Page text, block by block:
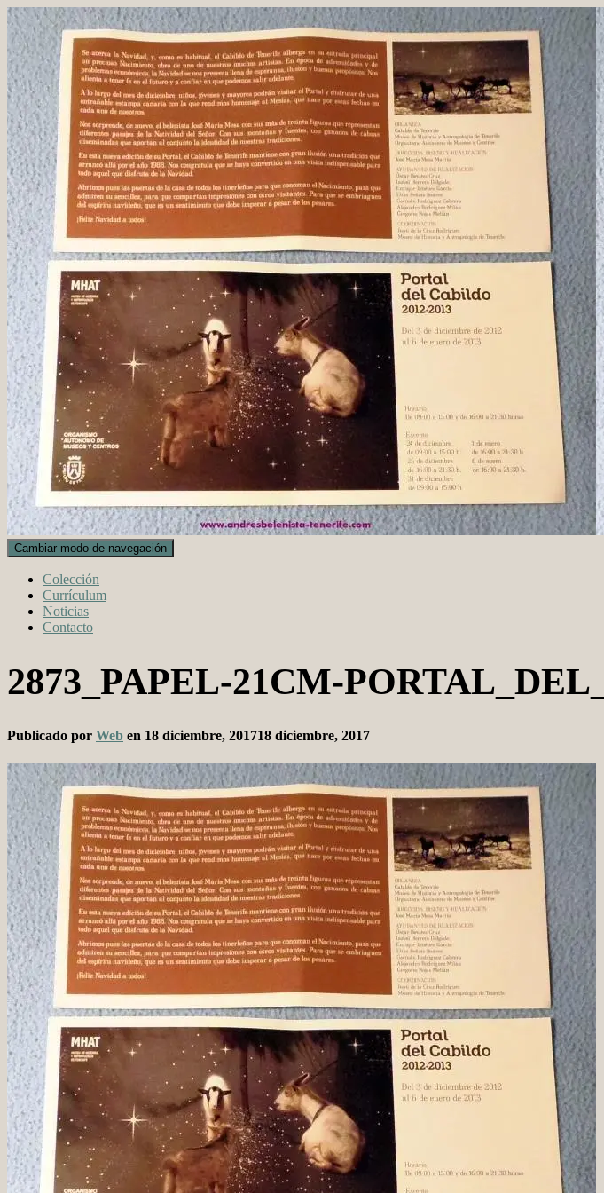
Cambiar modo de navegación
Colección
Currículum
Noticias
Contacto
2873_PAPEL-21CM-
Publicado por Web en 18 diciembre, 201718 diciembre, 2017